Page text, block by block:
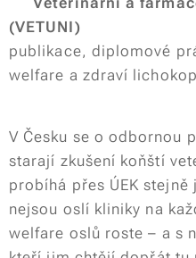
(VETUNI)
publikace, diplomové
welfare a zdraví
V Česku se o odbornou
starají zkušení koňští
probíhá přes ÚEK
nejsou oslí kliniky na
welfare oslů roste – a s